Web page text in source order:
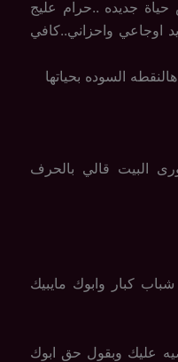
جديده ..حرام عليج
اوجاعي واحزاني..كافي
السوده بحياتها
البيت قالي بالحرف
كبار وابوك مايبيك
عليك وبقول حق ابوك